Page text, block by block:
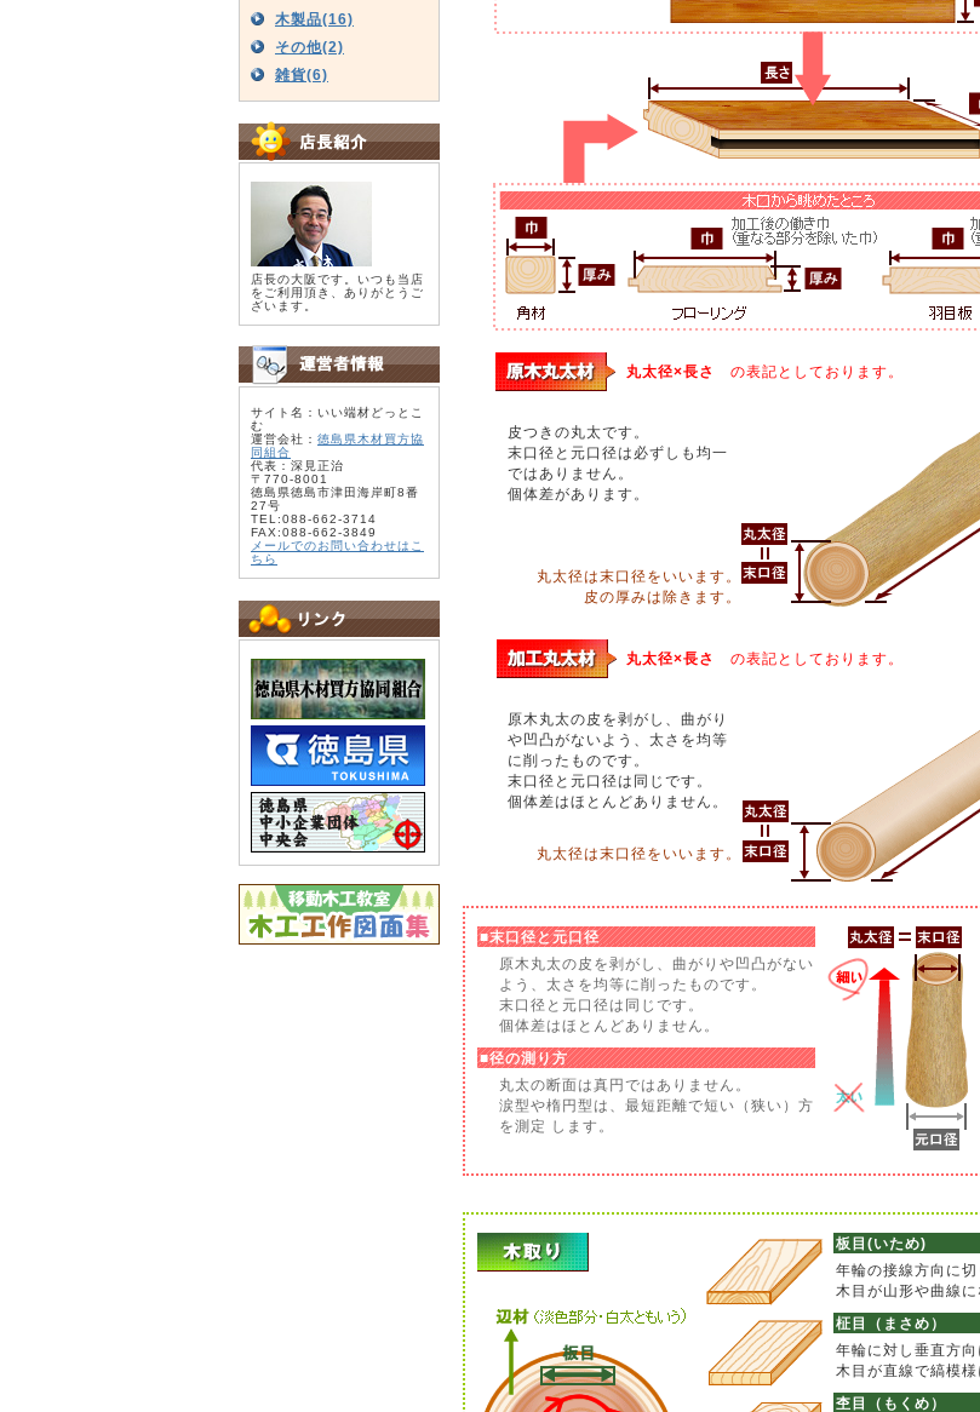
木製品(16)
その他(2)
雑貨(6)
店長の大阪です。いつも当店
をご利用頂き、ありがとうご
ざいます。
サイト名：いい端材どっとこ
む
運営会社： 徳島県木材買方協
同組合
代表：深見正治
〒770-8001
徳島県徳島市津田海岸町8番
27号
TEL:088-662-3714
FAX:088-662-3849
メールでのお問い合わせはこ
ちら
丸太径×長さ の表記としております。
皮つきの丸太です。
末口径と元口径は必ずしも均一
ではありません。
個体差があります。
丸太径は末口径をいいます。
皮の厚みは除きます。
丸太径×長さ の表記としております。
原木丸太の皮を剥がし、曲がり
や凹凸がないよう、太さを均等
に削ったものです。
末口径と元口径は同じです。
個体差はほとんどありません。
丸太径は末口径をいいます。
■末口径と元口径
原木丸太の皮を剥がし、曲がりや凹凸がない
よう、太さを均等に削ったものです。
末口径と元口径は同じです。
個体差はほとんどありません。
■径の測り方
丸太の断面は真円ではありません。
涙型や楕円型は、最短距離で短い（狭い）方
を測定 します。
板目(いため)
年輪の接線方向に切
木目が山形や曲線に
柾目（まさめ）
年輪に対し垂直方向
木目が直線で縞模様
杢目（もくめ）